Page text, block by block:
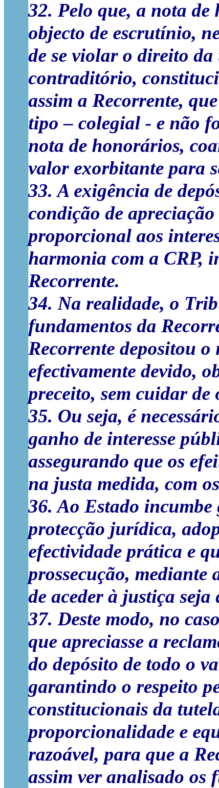
32. Pelo que, a nota
objecto de escrutínio,
de se violar o direito
contraditório,
assim a Recorrente,
tipo – colegial - e não
nota de honorários,
valor exorbitante para
33. A exigência de
condição de
proporcional aos
harmonia com a CRP,
Recorrente.
34. Na realidade, o
fundamentos da
Recorrente depositou
efectivamente devido,
preceito, sem cuidar
35. Ou seja, é
ganho de interesse
assegurando que os
na justa medida, com
36. Ao Estado
protecção jurídica,
efectividade prática e
prossecução,
de aceder à justiça
37. Deste modo, no
que apreciasse a
do depósito de todo o
garantindo o respeito
constitucionais da
proporcionalidade e
razoável, para que a
assim ver analisado os